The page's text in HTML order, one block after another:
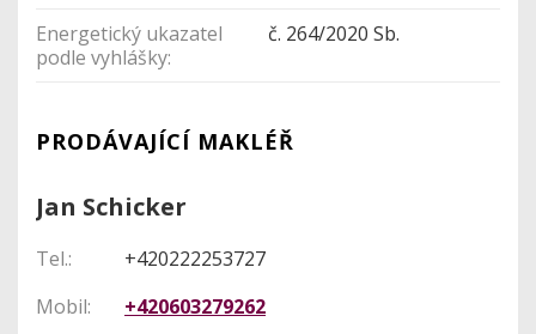
Energetický ukazatel
podle vyhlášky:
č. 264/2020 Sb.
PRODÁVAJÍCÍ MAKLÉŘ
Jan Schicker
Tel.:
+420222253727
Mobil:
+420603279262